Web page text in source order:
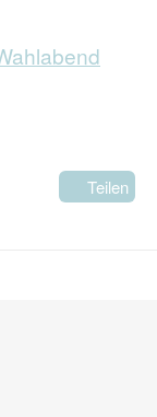
Teilen